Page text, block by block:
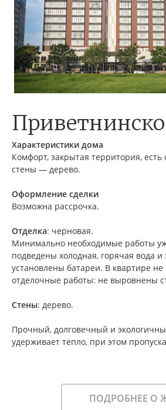
Характеристики дома
Комфорт, закрытая территория, есть
стены — дерево.
Оформление сделки
Возможна рассрочка.
Отделка: черновая.
Минимально необходимые работы
подведены холодная, горячая вода и
установлены батареи. В квартире
отделочные работы: не выровнены
Стены: дерево.
Прочный, долговечный и
удерживает тепло, при этом
ПОДРОБНЕЕ О